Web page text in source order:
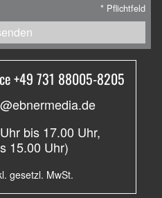
* Pflichtfeld
+49 731 88005-8205
bis 17.00 Uhr,
15.00 Uhr)
gesetzl. MwSt.